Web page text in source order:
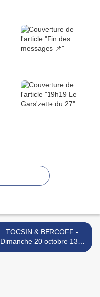
TOCSIN & BERCOFF -
Dimanche 20 octobre 13h,
la 1ère ! Bande-annonce: >